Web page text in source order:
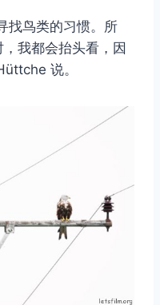
找鸟类的习惯。所
我都会抬头看，因
说。